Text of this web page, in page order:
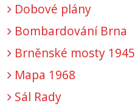
Dobové plány
Bombardování Brna
Brněnské mosty 1945
Mapa 1968
Sál Rady